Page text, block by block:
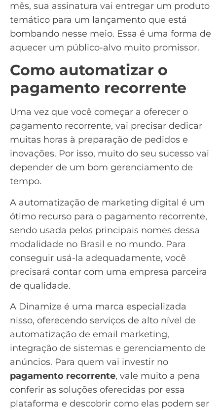
mês, sua assinatura vai entregar um produto
temático para um lançamento que está
bombando nesse meio. Essa é uma forma de
aquecer um público-alvo muito promissor.
Como automatizar o
pagamento recorrente
Uma vez que você começar a oferecer o
pagamento recorrente, vai precisar dedicar
muitas horas à preparação de pedidos e
inovações. Por isso, muito do seu sucesso vai
depender de um bom gerenciamento de
tempo.
A automatização de marketing digital é um
ótimo recurso para o pagamento recorrente,
sendo usada pelos principais nomes dessa
modalidade no Brasil e no mundo. Para
conseguir usá-la adequadamente, você
precisará contar com uma empresa parceira
de qualidade.
A Dinamize é uma marca especializada
nisso, oferecendo serviços de alto nível de
automatização de email marketing,
integração de sistemas e gerenciamento de
anúncios. Para quem vai investir no
pagamento recorrente, vale muito a pena
conferir as soluções oferecidas por essa
plataforma e descobrir como elas podem ser